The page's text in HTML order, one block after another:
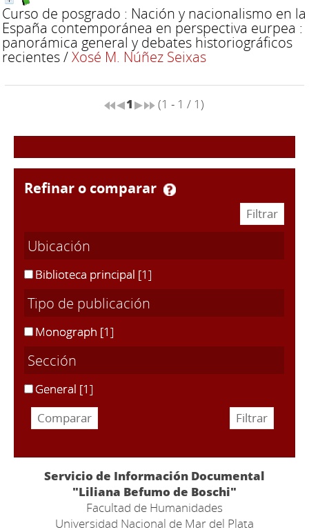
Curso de posgrado : Nación y nacionalismo en la
España contemporánea en perspectiva eurpea :
panorámica general y debates historiográficos
recientes/Xosé M. Núñez Seixas
1 (1 - 1 / 1)
refinar o comparar
Ubicación
Biblioteca principal [1]
Tipo de publicación
Monograph [1]
Sección
General [1]
Servicio de Información Documental
"Liliana Befumo de Boschi"
Facultad de Humanidades
Universidad Nacional de Mar del Plata